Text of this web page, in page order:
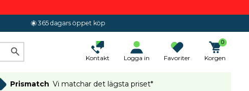
365 dagars öppet köp
Kontakt Logga in Favoriter
0
Korgen
Prismatch Vi matchar det lägsta priset*